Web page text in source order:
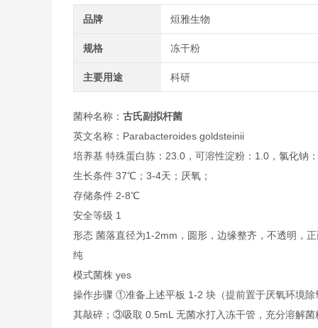
品牌 烜雅生物
规格 冻干粉
主要用途 科研
菌种名称： 古氏副拟杆菌
英文名称：Parabacteroides goldsteinii
培养基 特殊蛋白胨：23.0，可溶性淀粉：1.0，氯化
生长条件 37℃；3-4天；厌氧；
存储条件 2-8℃
安全等级 1
形态 菌落直径为1-2mm，圆形，边缘整齐，不透明，
纯
模式菌株 yes
操作步骤 ①准备上述平板 1-2 块（提前置于厌氧环境
其敲碎；③吸取 0.5mL 无菌水打入冻干管，充分溶解